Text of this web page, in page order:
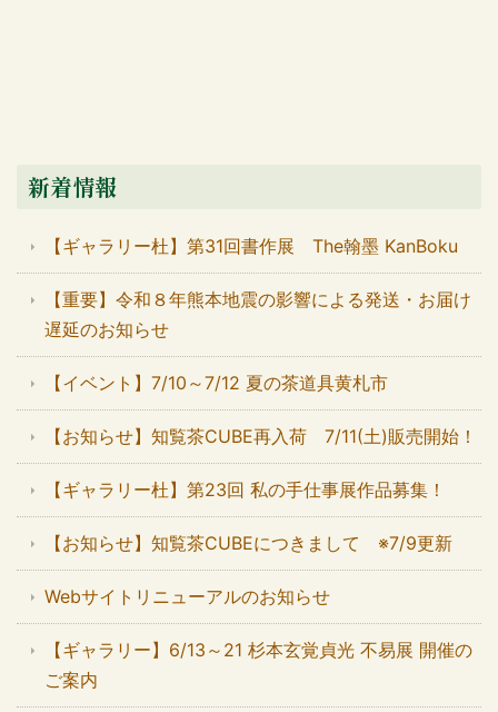
新着情報
【ギャラリー杜】第31回書作展 The翰墨 KanBoku
【重要】令和８年熊本地震の影響による発送・お届け
遅延のお知らせ
【イベント】7/10～7/12 夏の茶道具黄札市
【お知らせ】知覧茶CUBE再入荷 7/11(土)販売開始！
【ギャラリー杜】第23回 私の手仕事展作品募集！
【お知らせ】知覧茶CUBEにつきまして ※7/9更新
Webサイトリニューアルのお知らせ
【ギャラリー】6/13～21 杉本玄覚貞光 不易展 開催の
ご案内